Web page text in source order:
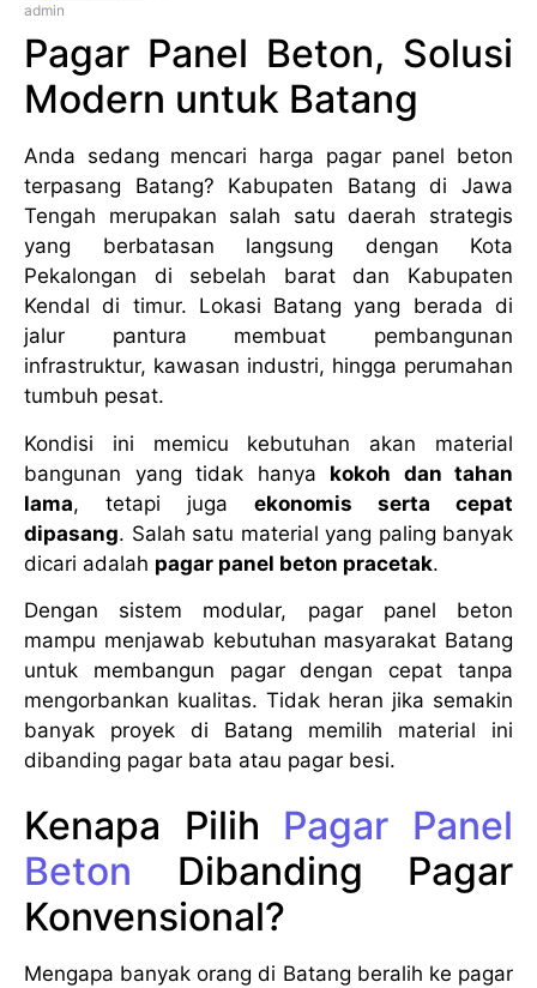
admin
Pagar Panel Beton, Solusi
Modern untuk Batang
Anda sedang mencari harga pagar panel beton
terpasang Batang? Kabupaten Batang di Jawa
Tengah merupakan salah satu daerah strategis
yang berbatasan langsung dengan Kota
Pekalongan di sebelah barat dan Kabupaten
Kendal di timur. Lokasi Batang yang berada di
jalur pantura membuat pembangunan
infrastruktur, kawasan industri, hingga perumahan
tumbuh pesat.
Kondisi ini memicu kebutuhan akan material
bangunan yang tidak hanya kokoh dan tahan
lama, tetapi juga ekonomis serta cepat
dipasang. Salah satu material yang paling banyak
dicari adalah pagar panel beton pracetak.
Dengan sistem modular, pagar panel beton
mampu menjawab kebutuhan masyarakat Batang
untuk membangun pagar dengan cepat tanpa
mengorbankan kualitas. Tidak heran jika semakin
banyak proyek di Batang memilih material ini
dibanding pagar bata atau pagar besi.
Kenapa Pilih Pagar Panel
Beton Dibanding Pagar
Konvensional?
Mengapa banyak orang di Batang beralih ke pagar